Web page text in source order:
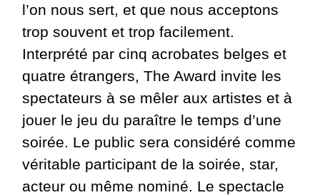
l’on nous sert, et que nous acceptons
trop souvent et trop facilement.
Interprété par cinq acrobates belges et
quatre étrangers, The Award invite les
spectateurs à se mêler aux artistes et à
jouer le jeu du paraître le temps d’une
soirée. Le public sera considéré comme
véritable participant de la soirée, star,
acteur ou même nominé. Le spectacle